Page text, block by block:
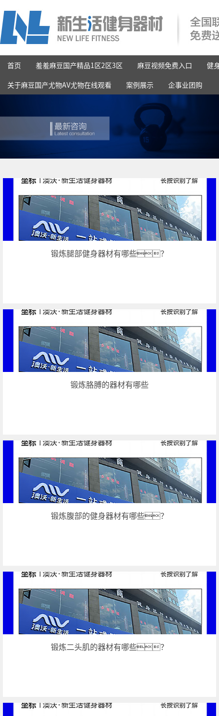
首页 羞羞麻豆国产精品1区2区3区 麻豆视频免费入口
健
关于麻豆国产尤物AV尤物在线观看
案例展示 企事业团购
锻炼腿部健身器材有哪些？
锻炼胳膊的器材有哪些
锻炼腹部的健身器材有哪些？
锻炼二头肌的器材有哪些？